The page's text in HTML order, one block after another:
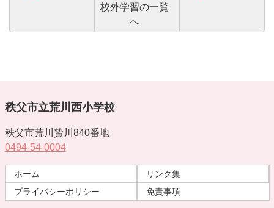
校外学習の一覧
へ
秩父市立荒川西小学校
秩父市荒川贄川840番地
0494-54-0004
ホーム
リンク集
プライバシーポリシー
免責事項